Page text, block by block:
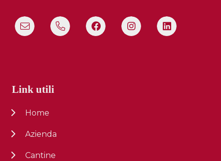
Link utili
Home
Azienda
Cantine